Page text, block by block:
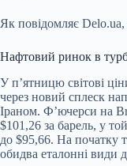
Як повідомляє
Нафтовий ринок в
У п’ятницю світові
через новий сплеск
Іраном. Ф’ючерси на
$101,26 за барель, у
до $95,66. На початку
обидва еталонні види